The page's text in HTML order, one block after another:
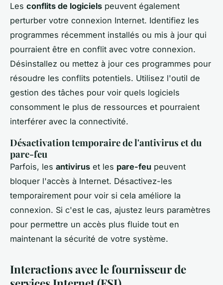
Les conflits de logiciels peuvent également
perturber votre connexion Internet. Identifiez les
programmes récemment installés ou mis à jour qui
pourraient être en conflit avec votre connexion.
Désinstallez ou mettez à jour ces programmes pour
résoudre les conflits potentiels. Utilisez l'outil de
gestion des tâches pour voir quels logiciels
consomment le plus de ressources et pourraient
interférer avec la connectivité.
Désactivation temporaire de l'antivirus et du
pare-feu
Parfois, les antivirus et les pare-feu peuvent
bloquer l'accès à Internet. Désactivez-les
temporairement pour voir si cela améliore la
connexion. Si c'est le cas, ajustez leurs paramètres
pour permettre un accès plus fluide tout en
maintenant la sécurité de votre système.
Interactions avec le fournisseur de